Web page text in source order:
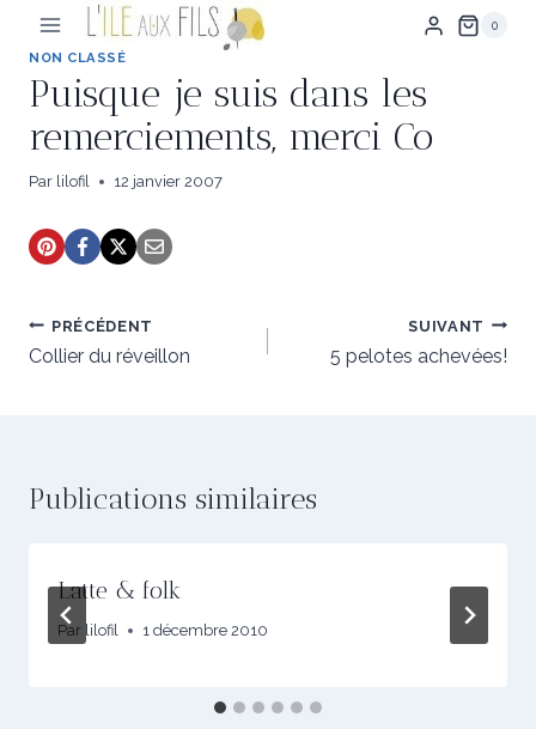
contenu
0
NON CLASSÉ
Puisque je suis dans les
remerciements, merci Co
Par lilofil 12 janvier 2007
Navigation
de
PRÉCÉDENT
Collier du réveillon
SUIVANT
5 pelotes achevées!
Publications similaires
Latte & folk
Par lilofil 1 décembre 2010